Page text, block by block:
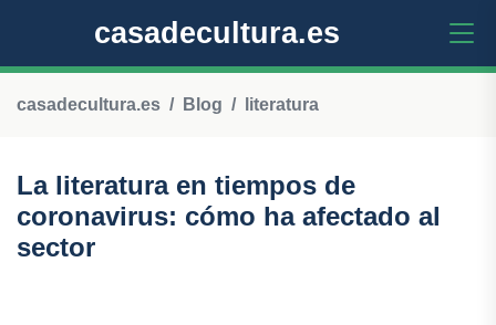
casadecultura.es
casadecultura.es Blog literatura
La literatura en tiempos de
coronavirus: cómo ha afectado al
sector